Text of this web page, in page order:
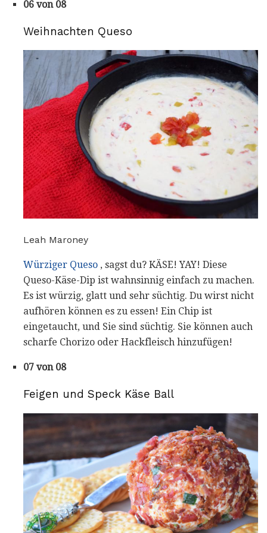
06 von 08
Weihnachten Queso
Leah Maroney
Würziger Queso , sagst du? KÄSE! YAY! Diese
Queso-Käse-Dip ist wahnsinnig einfach zu machen.
Es ist würzig, glatt und sehr süchtig. Du wirst nicht
aufhören können es zu essen! Ein Chip ist
eingetaucht, und Sie sind süchtig. Sie können auch
scharfe Chorizo ​​oder Hackfleisch hinzufügen!
07 von 08
Feigen und Speck Käse Ball